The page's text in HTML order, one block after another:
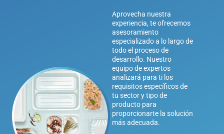
Aprovecha nuestra
experiencia, te ofrecemos
asesoramiento
especializado a lo largo de
todo el proceso de
desarrollo. Nuestro
equipo de expertos
analizará para ti los
requisitos específicos de
tu sector y tipo de
producto para
proporcionarte la solución
más adecuada.